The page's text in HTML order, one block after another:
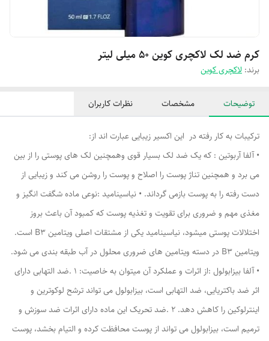
کرم ضد لک لاکچری کوین ۵۰ میلی لیتر
برند: لاکچری کوین
توضیحات مشخصات نظرات کاربران
ترکیبات به کار رفته در این اکسیر زیبایی عبارت اند از:
• آلفا آربوتین : که یک ضد لک بسیار قوی وهمچنین لک های پوستی را از بین
می برد و همچنین تناژ پوست را اصلاح و پوست را روشن می کند و زیبایی از
دست رفته را به پوست بازمی گرداند. • نیاسینامید :نوعی ماده شگفت انگیز و
مغذی مهم و ضروری برای تقویت و تغذیه پوست که کمبود آن باعث بروز
اختلالات پوستی میشود، نیاسینامید یکی از مشتقات اصلی ویتامین B۳ است.
ویتامین B۳ در دسته ویتامین های ضروری محلول در آب طبقه بندی می شود.
• آلفا بیزابولول :از اثرات و عملکرد آن میتوان به خاصیت: ۱ .ضد التهابی دارای
اثر ضد باکتریایی، ضد التهابی است، بیزابولول می تواند ترشح لوکوترین و
اینترلوکین را کاهش دهد. ۲ .ضد تحریک این ماده دارای اثرات ضد سوزش و
ترمیم است، بیزابولول می تواند از پوست محافظت کرده و التیام بخشد، پوست